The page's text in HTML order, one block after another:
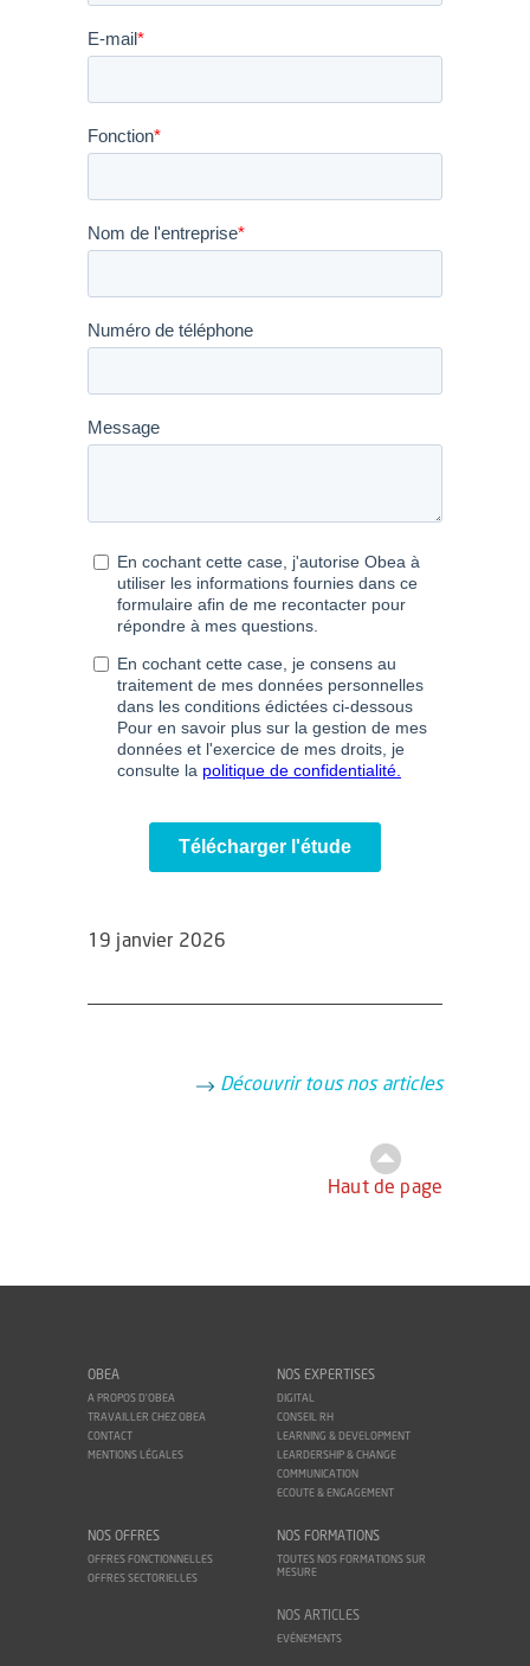
19 janvier 2026
Découvrir tous nos articles
Haut de page
OBEA
A PROPOS D'OBEA
TRAVAILLER CHEZ OBEA
CONTACT
MENTIONS LÉGALES
NOS EXPERTISES
DIGITAL
CONSEIL RH
LEARNING & DEVELOPMENT
LEARDERSHIP & CHANGE
COMMUNICATION
ECOUTE & ENGAGEMENT
NOS OFFRES
OFFRES FONCTIONNELLES
OFFRES SECTORIELLES
NOS FORMATIONS
TOUTES NOS FORMATIONS SUR
MESURE
NOS ARTICLES
EVÉNEMENTS